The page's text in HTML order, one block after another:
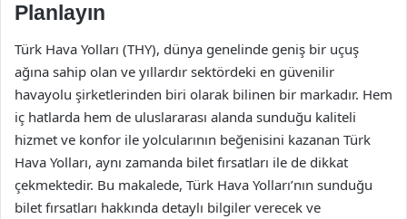
Planlayın
Türk Hava Yolları (THY), dünya genelinde geniş bir uçuş
ağına sahip olan ve yıllardır sektördeki en güvenilir
havayolu şirketlerinden biri olarak bilinen bir markadır. Hem
iç hatlarda hem de uluslararası alanda sunduğu kaliteli
hizmet ve konfor ile yolcularının beğenisini kazanan Türk
Hava Yolları, aynı zamanda bilet fırsatları ile de dikkat
çekmektedir. Bu makalede, Türk Hava Yolları’nın sunduğu
bilet fırsatları hakkında detaylı bilgiler verecek ve